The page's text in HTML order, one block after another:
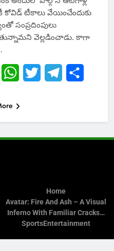
కోవిడ్ టీకాలు వేయించేందుకు
సంప్రదింపులు
వెల్లడించాడు. కాగా
FacebookWhatsApp
Twitter Telegram
Home
Avatar: Fire And Ash – A Visual
Inferno With Familiar Cracks…
SportsEntertainment